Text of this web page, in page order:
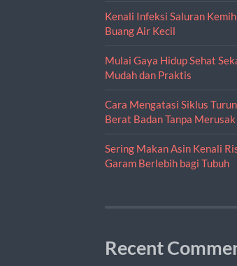
Kenali Infeksi Saluran
Buang Air Kecil
Mulai Gaya Hidup Sehat
Mudah dan Praktis
Cara Mengatasi Siklus
Berat Badan Tanpa Merusak
Sering Makan Asin Kenali
Garam Berlebih bagi Tubuh
Recent